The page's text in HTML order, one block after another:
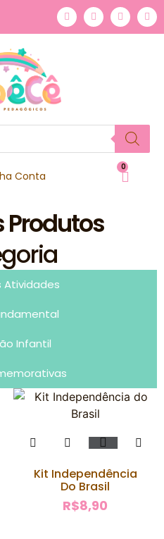
Conta
0
Produtos
Atividades
Infantil
Kit Independência
Do Brasil
R$8,90